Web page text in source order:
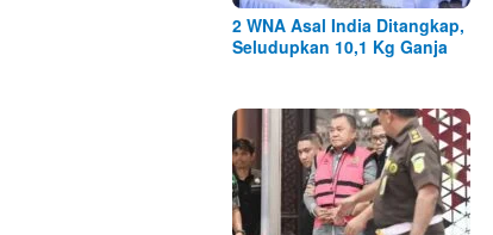
2 WNA Asal India Ditangkap,
Seludupkan 10,1 Kg Ganja